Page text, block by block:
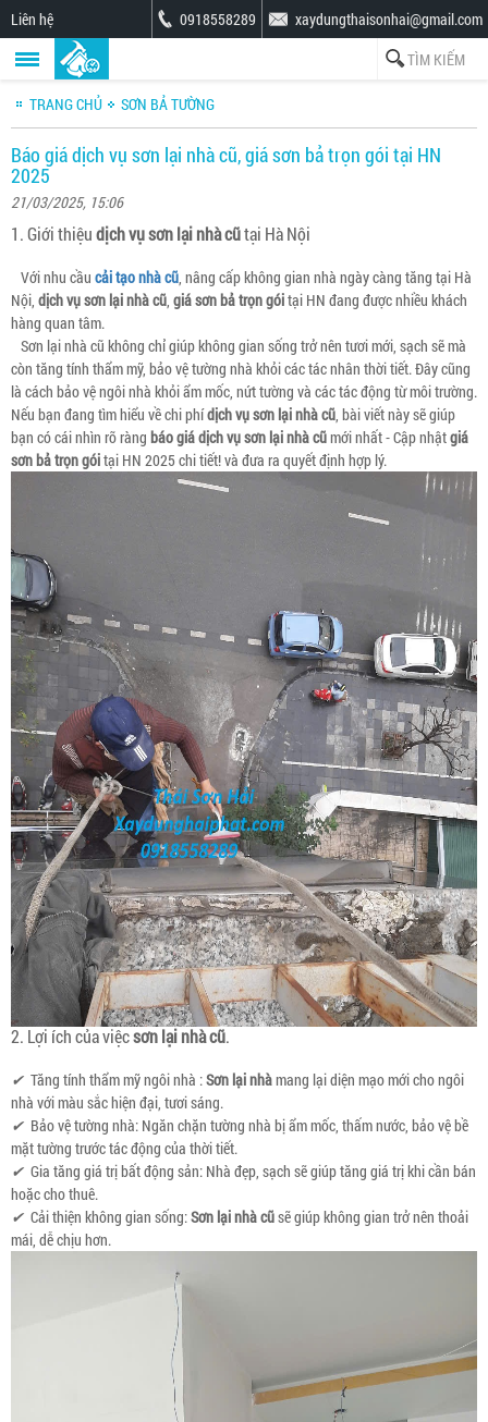
Liên hệ xaydungthaisonhai@gmail.com
0918558289
TRANG CHỦ SƠN BẢ TƯỜNG
Báo giá dịch vụ sơn lại nhà cũ, giá sơn bả trọn gói tại HN
2025
21/03/2025, 15:06
1. Giới thiệudịch vụ sơn lại nhà cũtại Hà Nội
Với nhu cầu cải tạo nhà cũ, nâng cấp không gian nhà ngày càng tăng tại Hà
Nội, dịch vụ sơn lại nhà cũ, giá sơn bả trọn góitại HN đang được nhiều khách
hàng quan tâm.
Sơn lại nhà cũ không chỉ giúp không gian sống trở nên tươi mới, sạch sẽ mà
còn tăng tính thẩm mỹ, bảo vệ tường nhà khỏi các tác nhân thời tiết. Đây cũng
là cách bảo vệ ngôi nhà khỏi ẩm mốc, nứt tường và các tác động từ môi trường.
Nếu bạn đang tìm hiểu về chi phídịch vụ sơn lại nhà cũ, bài viết này sẽ giúp
bạn có cái nhìn rõ ràng báo giá dịch vụ sơn lại nhà cũmới nhất - Cập nhậtgiá
sơn bả trọn góitại HN 2025 chi tiết! và đưa ra quyết định hợp lý.
2. Lợi ích của việcsơn lại nhà cũ.
✔ Tăng tính thẩm mỹ ngôi nhà :Sơn lại nhàmang lại diện mạo mới cho ngôi
nhà với màu sắc hiện đại, tươi sáng.
✔ Bảo vệ tường nhà: Ngăn chặn tường nhà bị ẩm mốc, thấm nước, bảo vệ bề
mặt tường trước tác động của thời tiết.
✔ Gia tăng giá trị bất động sản: Nhà đẹp, sạch sẽ giúp tăng giá trị khi cần bán
hoặc cho thuê.
✔ Cải thiện không gian sống:Sơn lại nhà cũsẽ giúp không gian trở nên thoải
mái, dễ chịu hơn.